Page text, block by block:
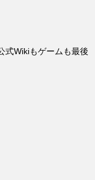
式Wikiもゲームも最後